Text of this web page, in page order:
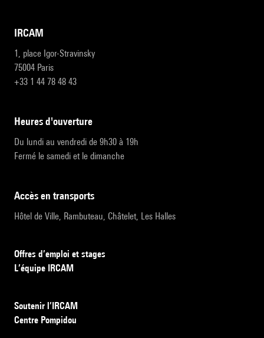
IRCAM
1, place Igor-Stravinsky
75004 Paris
+33 1 44 78 48 43
heures d'ouverture
Du lundi au vendredi de 9h30 à 19h
Fermé le samedi et le dimanche
accès en transports
Hôtel de Ville, Rambuteau, Châtelet, Les Halles
Offres d’emploi et stages
L’équipe IRCAM
Soutenir l’IRCAM
Centre Pompidou